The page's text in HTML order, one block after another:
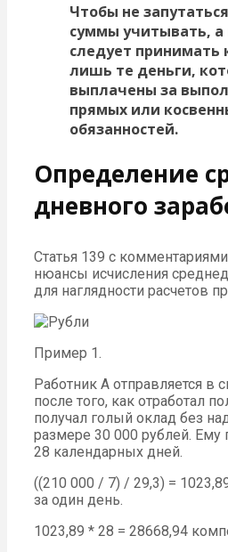
Чтобы не
суммы учитывать, а
следует принимать
лишь те деньги,
выплачены за
прямых или
обязанностей.
Определение
дневного
Статья 139 с
нюансы исчисления
для наглядности расчетов
Пример 1.
Работник А отправляется в
после того, как отработал
получал голый оклад без
размере 30 000 рублей. Ему
28 календарных дней.
((210 000 / 7) / 29,3) =
за один день.
1023,89 * 28 = 28668,94